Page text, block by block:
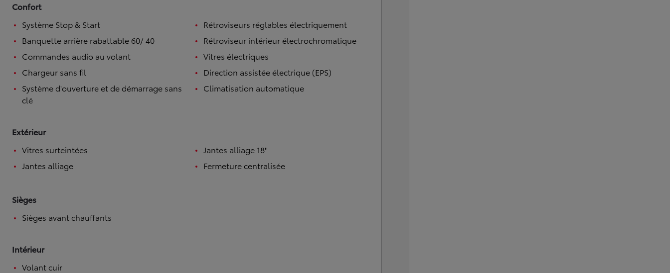
Confort
Système Stop & Start
Banquette arrière rabattable 60/ 40
Commandes audio au volant
Chargeur sans fil
Système d'ouverture et de démarrage sans
clé
Rétroviseurs réglables électriquement
Rétroviseur intérieur électrochromatique
Vitres électriques
Direction assistée électrique (EPS)
Climatisation automatique
Extérieur
Vitres surteintées
Jantes alliage
Jantes alliage 18''
Fermeture centralisée
Sièges
Sièges avant chauffants
Intérieur
Volant cuir